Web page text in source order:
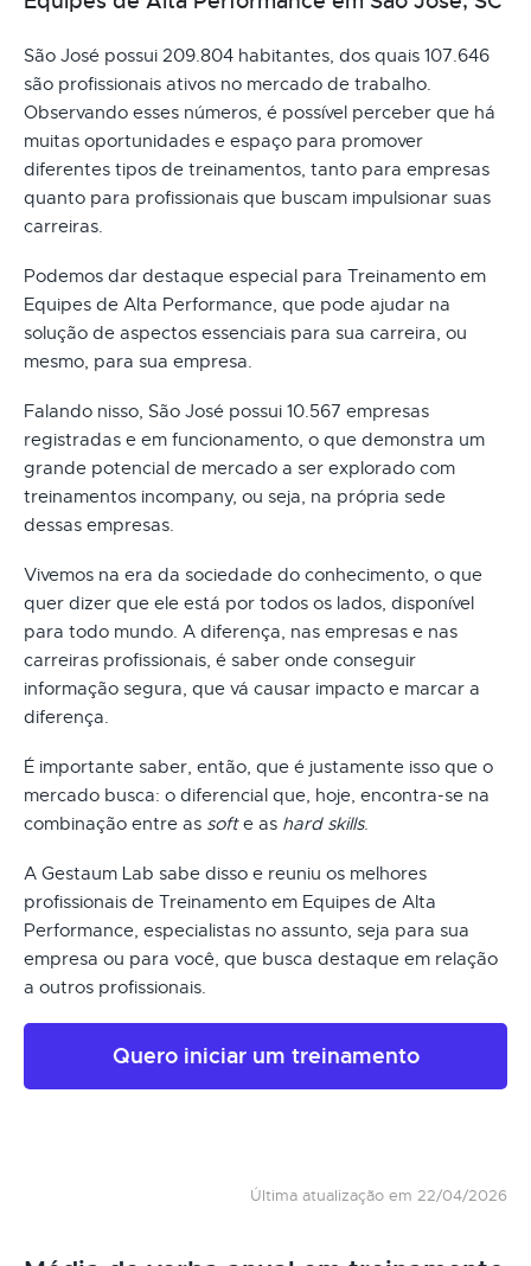
São José possui 209.804 habitantes, dos quais 107.646
são profissionais ativos no mercado de trabalho.
Observando esses números, é possível perceber que há
muitas oportunidades e espaço para promover
diferentes tipos de treinamentos, tanto para empresas
quanto para profissionais que buscam impulsionar suas
carreiras.
Podemos dar destaque especial para Treinamento em
Equipes de Alta Performance, que pode ajudar na
solução de aspectos essenciais para sua carreira, ou
mesmo, para sua empresa.
Falando nisso, São José possui 10.567 empresas
registradas e em funcionamento, o que demonstra um
grande potencial de mercado a ser explorado com
treinamentos incompany, ou seja, na própria sede
dessas empresas.
Vivemos na era da sociedade do conhecimento, o que
quer dizer que ele está por todos os lados, disponível
para todo mundo. A diferença, nas empresas e nas
carreiras profissionais, é saber onde conseguir
informação segura, que vá causar impacto e marcar a
diferença.
É importante saber, então, que é justamente isso que o
mercado busca: o diferencial que, hoje, encontra-se na
combinação entre as softe as hard skills.
A Gestaum Lab sabe disso e reuniu os melhores
profissionais de Treinamento em Equipes de Alta
Performance, especialistas no assunto, seja para sua
empresa ou para você, que busca destaque em relação
a outros profissionais.
Quero iniciar um treinamento
Última atualização em 22/04/2026